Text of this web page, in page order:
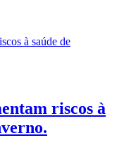
riscos à